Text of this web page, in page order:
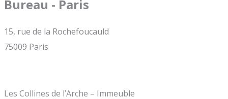
Bureau - Paris
15, rue de la Rochefoucauld
75009 Paris
Les Collines de l’Arche – Immeuble